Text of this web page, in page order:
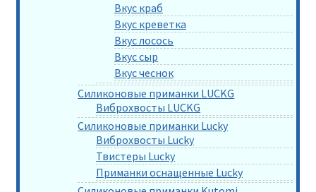
Вкус краб
Вкус креветка
Вкус лосось
Вкус сыр
Вкус чеснок
Силиконовые приманки LUCKG
Виброхвосты LUCKG
Силиконовые приманки Lucky
Виброхвосты Lucky
Твистеры Lucky
Приманки оснащенные Lucky